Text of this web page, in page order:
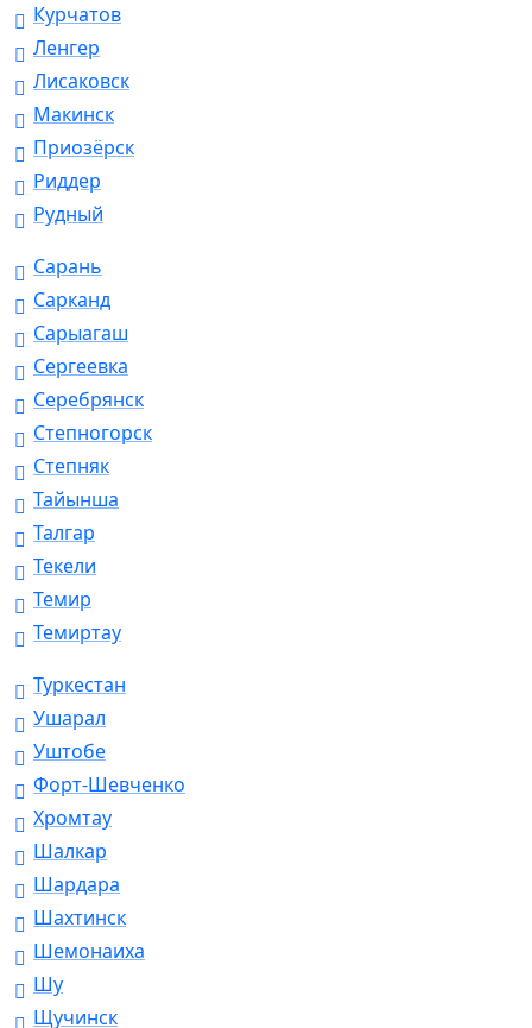
Курчатов
Ленгер
Лисаковск
Макинск
Приозёрск
Риддер
Рудный
Сарань
Сарканд
Сарыагаш
Сергеевка
Серебрянск
Степногорск
Степняк
Тайынша
Талгар
Текели
Темир
Темиртау
Туркестан
Ушарал
Уштобе
Форт-Шевченко
Хромтау
Шалкар
Шардара
Шахтинск
Шемонаиха
Шу
Щучинск